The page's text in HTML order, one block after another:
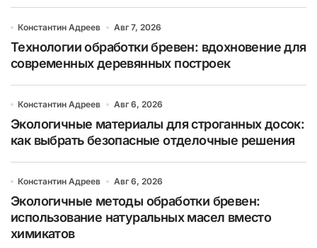
Константин Адреев Авг 7, 2026
Технологии обработки бревен: вдохновение для
современных деревянных построек
Константин Адреев Авг 6, 2026
Экологичные материалы для строганных досок:
как выбрать безопасные отделочные решения
Константин Адреев Авг 6, 2026
Экологичные методы обработки бревен:
использование натуральных масел вместо
химикатов